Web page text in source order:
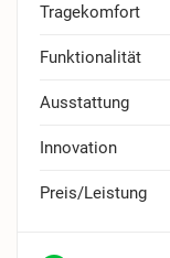
Tragekomfort
Funktionalität
Ausstattung
Innovation
Preis/Leistung